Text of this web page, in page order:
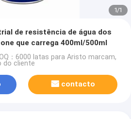
1/1
de resistência de água dos
que carrega 400ml/500ml
：6000 latas para Aristo marcam,
do cliente
contacto